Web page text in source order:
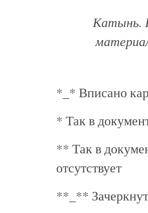
Катынь.
*_* Вписано
* Так в
** Так в
отсутствует
**_**